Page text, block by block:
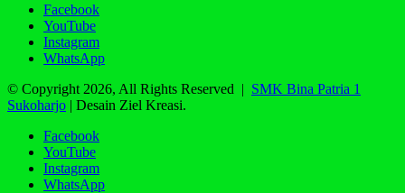
Facebook
YouTube
Instagram
WhatsApp
© Copyright 2026, All Rights Reserved | SMK Bina Patria 1
Sukoharjo | Desain Ziel Kreasi.
Facebook
YouTube
Instagram
WhatsApp